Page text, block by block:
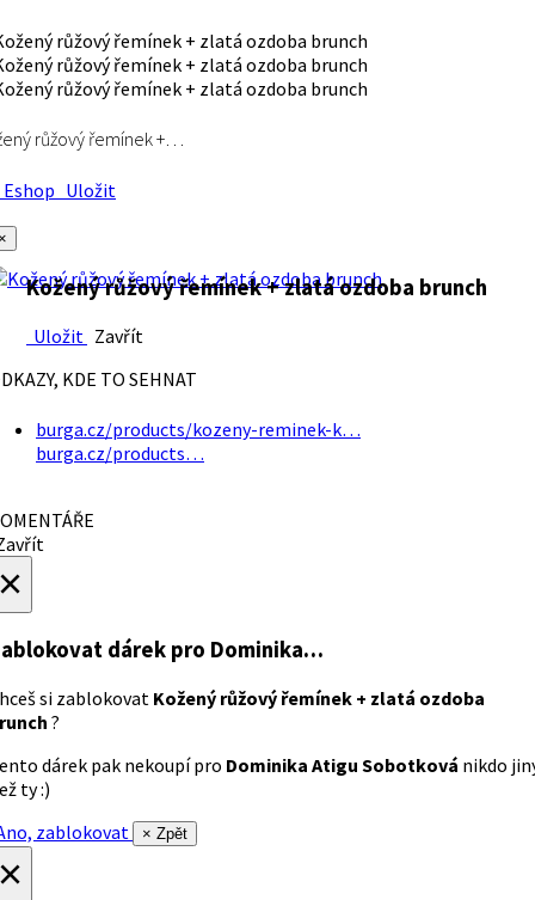
růžový řemínek +…
Uložit
Kožený růžový řemínek + zlatá ozdoba brunch
Uložit Zavřít
KDE TO SEHNAT
burga.cz/products/kozeny-reminek-k…
burga.cz/products…
dárek pro Dominika…
si zablokovat Kožený růžový řemínek + zlatá ozdoba
?
dárek pak nekoupí pro Dominika Atigu Sobotková nikdo
ty :)
zablokovat
× Zpět